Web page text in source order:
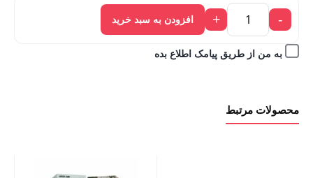
-
+ افزودن به سبد خرید
به من از طریق پیامک اطلاع بده
محصولات مرتبط